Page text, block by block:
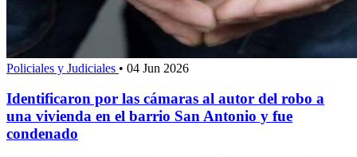
Policiales y Judiciales • 04 Jun 2026
Identificaron por las cámaras al autor del robo a
una vivienda en el barrio San Antonio y fue
condenado